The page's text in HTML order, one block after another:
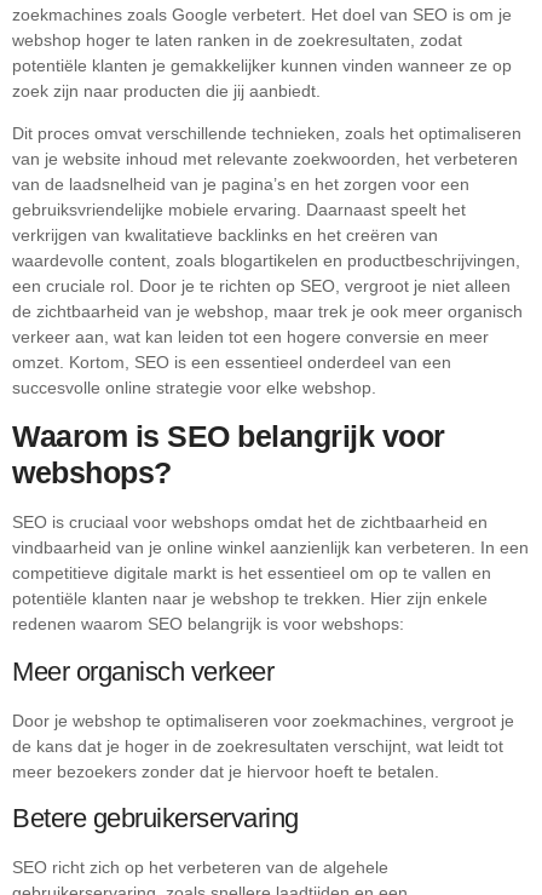
zoekmachines zoals Google verbetert. Het doel van SEO is om je
webshop hoger te laten ranken in de zoekresultaten, zodat
potentiële klanten je gemakkelijker kunnen vinden wanneer ze op
zoek zijn naar producten die jij aanbiedt.
Dit proces omvat verschillende technieken, zoals het optimaliseren
van je website inhoud met relevante zoekwoorden, het verbeteren
van de laadsnelheid van je pagina’s en het zorgen voor een
gebruiksvriendelijke mobiele ervaring. Daarnaast speelt het
verkrijgen van kwalitatieve backlinks en het creëren van
waardevolle content, zoals blogartikelen en productbeschrijvingen,
een cruciale rol. Door je te richten op SEO, vergroot je niet alleen
de zichtbaarheid van je webshop, maar trek je ook meer organisch
verkeer aan, wat kan leiden tot een hogere conversie en meer
omzet. Kortom, SEO is een essentieel onderdeel van een
succesvolle online strategie voor elke webshop.
Waarom is SEO belangrijk voor
webshops?
SEO is cruciaal voor webshops omdat het de zichtbaarheid en
vindbaarheid van je online winkel aanzienlijk kan verbeteren. In een
competitieve digitale markt is het essentieel om op te vallen en
potentiële klanten naar je webshop te trekken. Hier zijn enkele
redenen waarom SEO belangrijk is voor webshops:
Meer organisch verkeer
Door je webshop te optimaliseren voor zoekmachines, vergroot je
de kans dat je hoger in de zoekresultaten verschijnt, wat leidt tot
meer bezoekers zonder dat je hiervoor hoeft te betalen.
Betere gebruikerservaring
SEO richt zich op het verbeteren van de algehele